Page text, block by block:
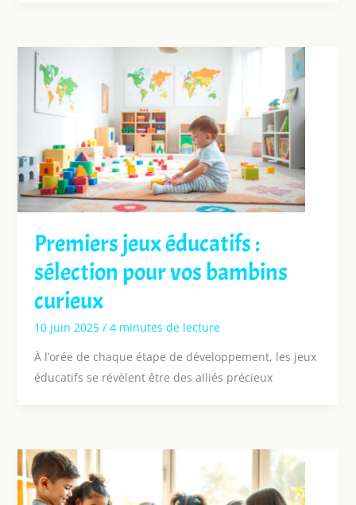
Premiers jeux éducatifs :
sélection pour vos bambins
curieux
10 juin 2025 / 4 minutes de lecture
À l’orée de chaque étape de développement, les jeux
éducatifs se révèlent être des alliés précieux